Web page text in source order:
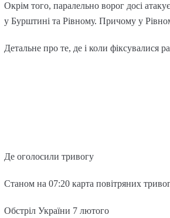
Окрім того, паралельно ворог досі
у Бурштині та Рівному. Причому у
Детальне про те, де і коли фіксувалися
Де оголосили тривогу
Станом на 07:20 карта повітряних
Обстріл України 7 лютого